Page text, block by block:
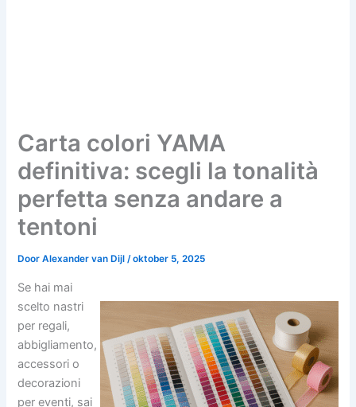
Carta colori YAMA
definitiva: scegli la tonalità
perfetta senza andare a
tentoni
DoorAlexander van Dijl/oktober 5, 2025
Se hai mai
scelto nastri
per regali,
abbigliamento,
accessori o
decorazioni
per eventi, sai